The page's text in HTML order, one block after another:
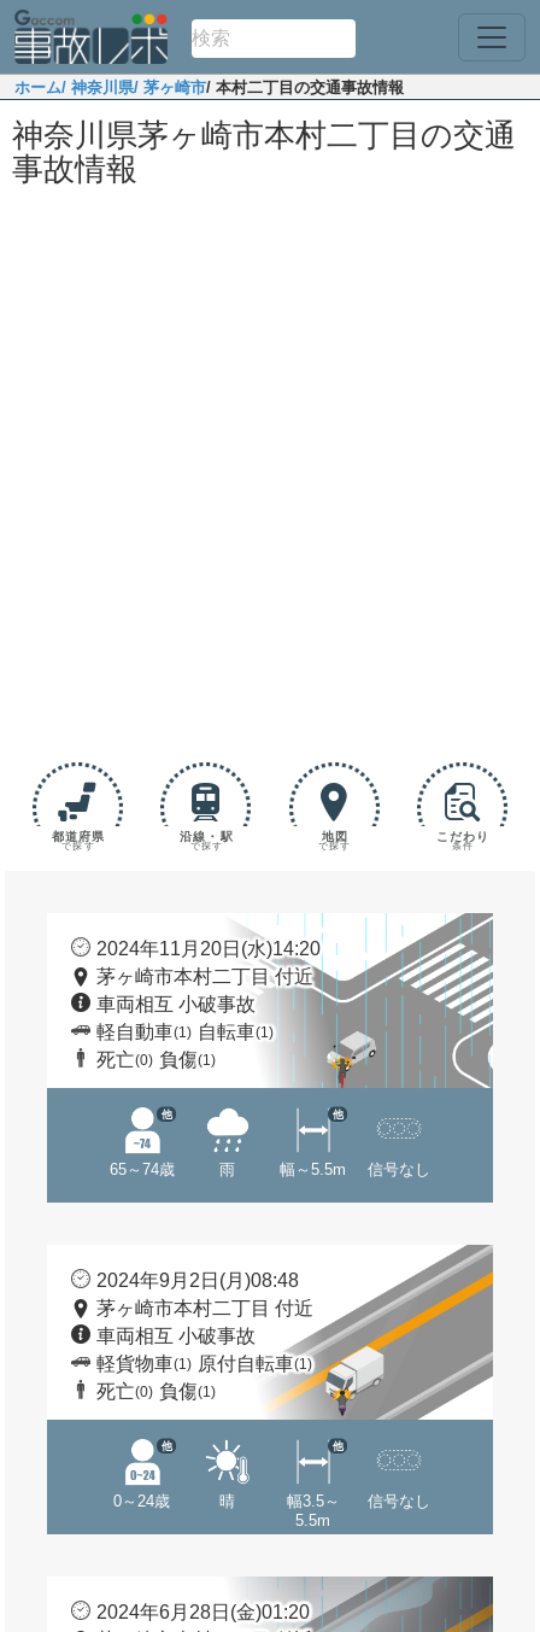
ホーム/ 神奈川県/ 茅ヶ崎市/ 本村二丁目の交通事故情報
神奈川県茅ヶ崎市本村二丁目の交通
事故情報
都道府県
で探す
沿線・駅
で探す
地図
で探す
こだわり
条件
2024年11月20日(水)14:20
茅ヶ崎市本村二丁目 付近
車両相互 小破事故
軽自動車(1) 自転車(1)
死亡(0) 負傷(1)
65～74歳
他
雨 幅～5.5m
他
信号なし
2024年9月2日(月)08:48
茅ヶ崎市本村二丁目 付近
車両相互 小破事故
軽貨物車(1) 原付自転車(1)
死亡(0) 負傷(1)
0～24歳
他
晴
幅3.5～
5.5m
他
信号なし
2024年6月28日(金)01:20